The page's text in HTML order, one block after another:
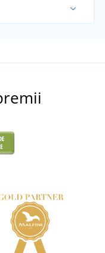
48-140